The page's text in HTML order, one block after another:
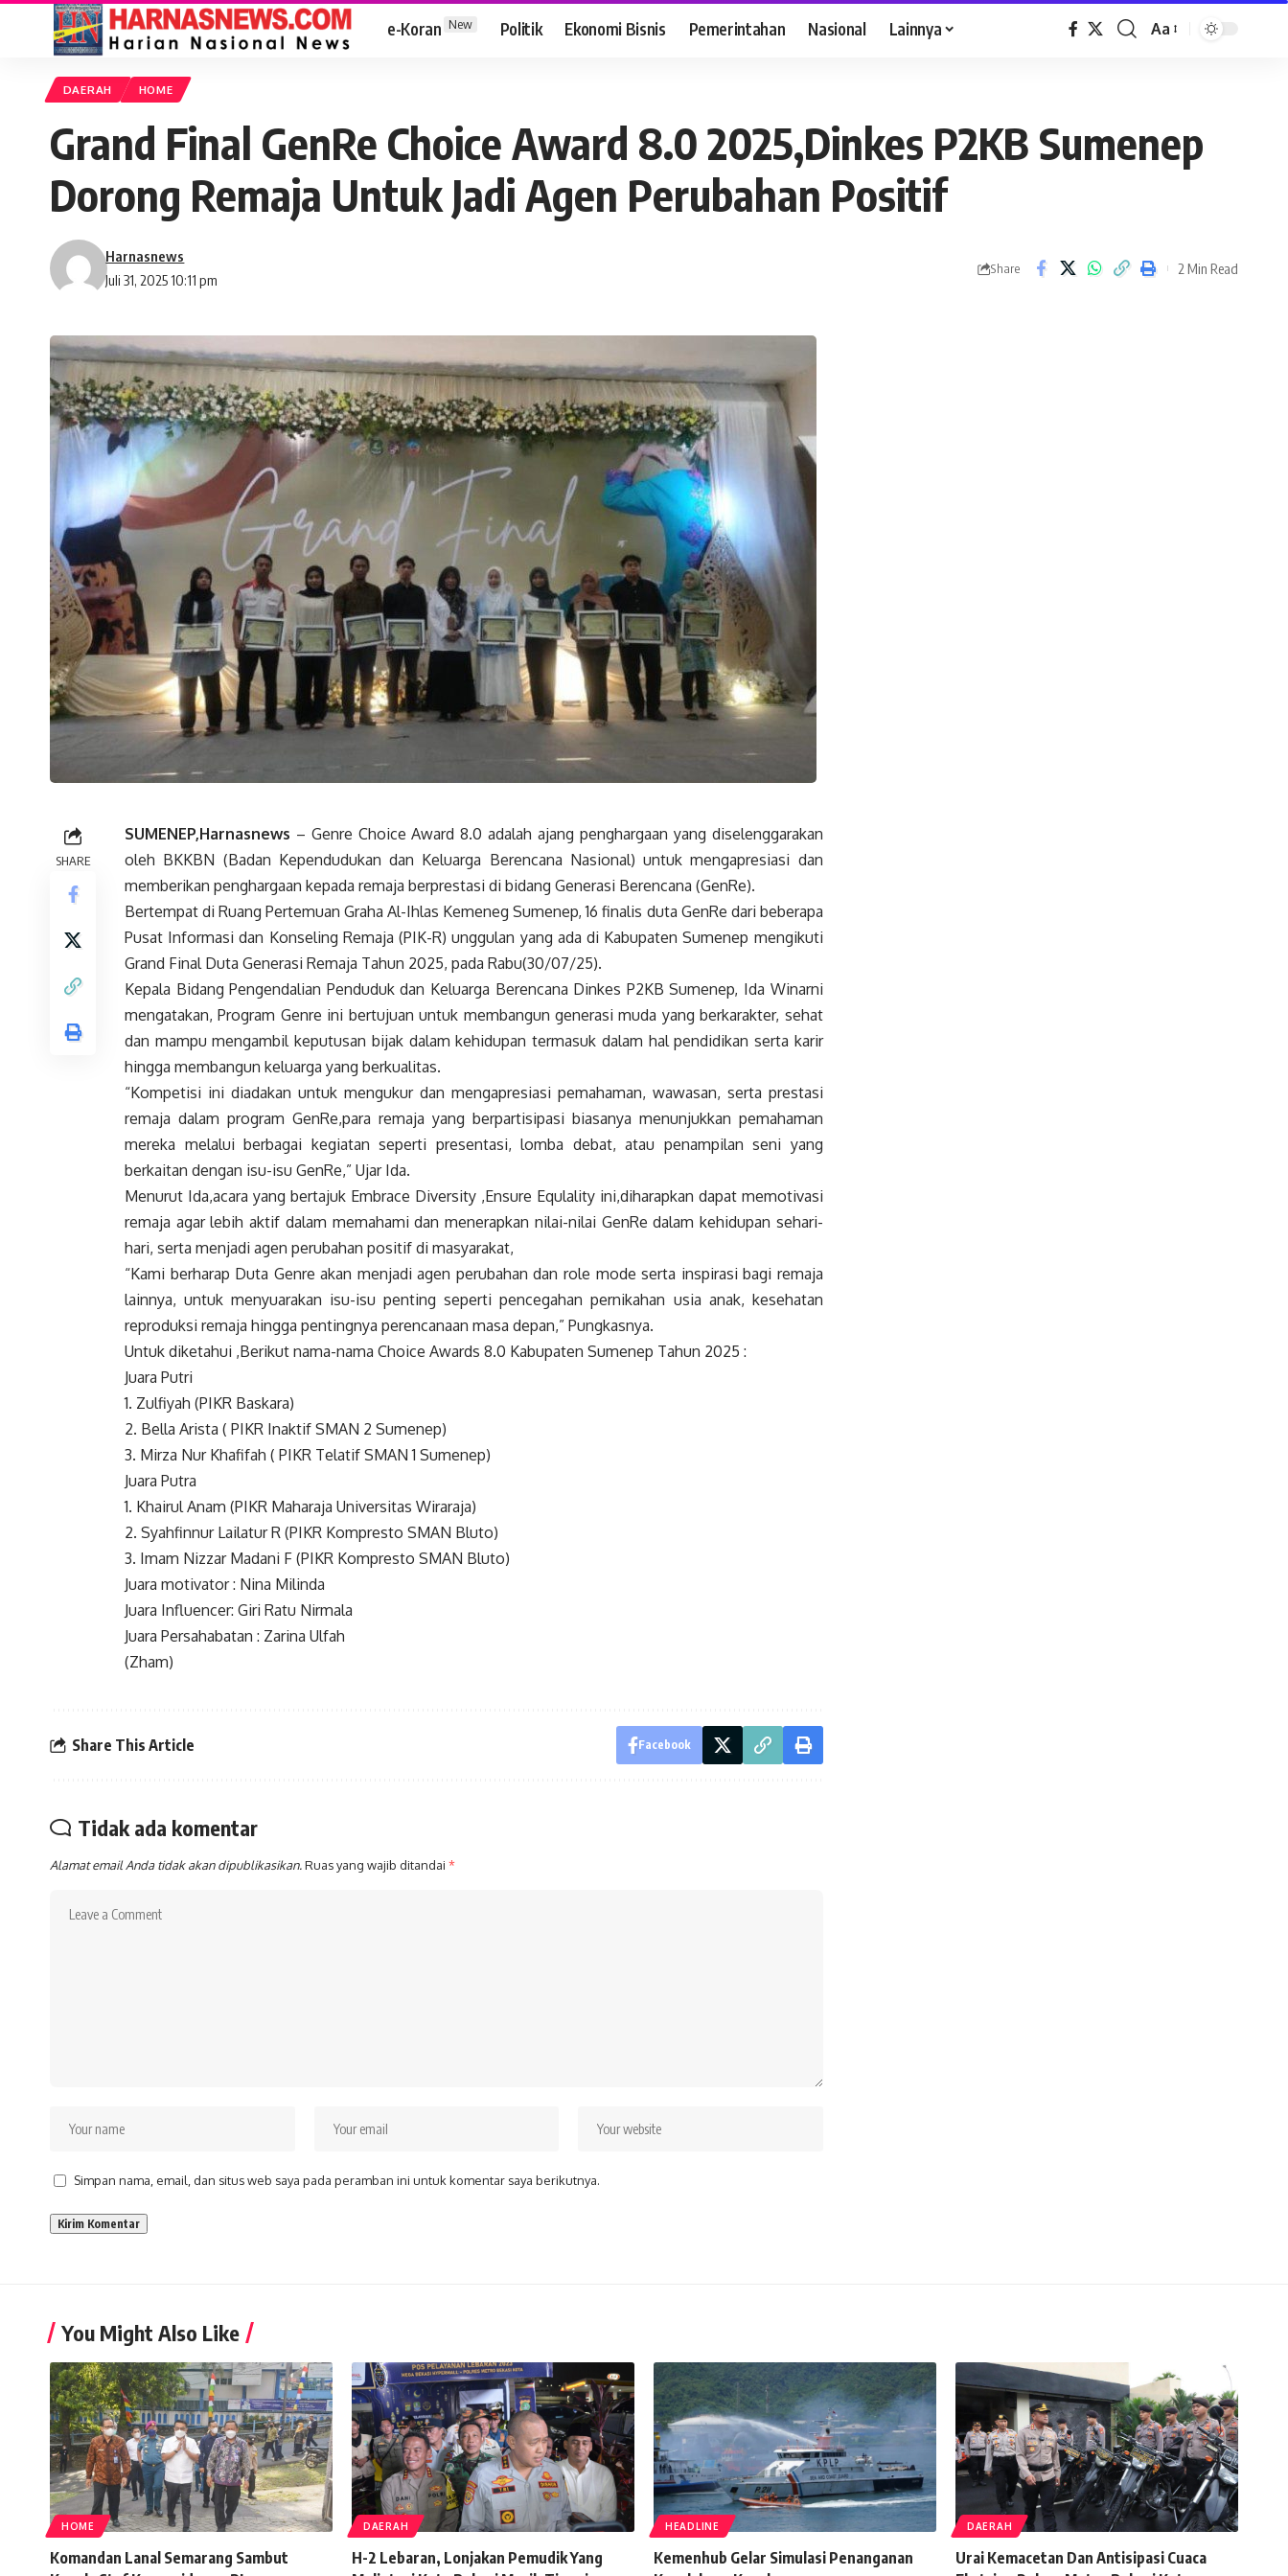
e-Koran New Politik Ekonomi Bisnis Pemerintahan Nasional Lainnya Aa
DAERAH HOME
Grand Final GenRe Choice Award 8.0 2025,Dinkes P2KB Sumenep
Dorong Remaja Untuk Jadi Agen Perubahan Positif
Juli 31, 2025 10:11 pm
Harnasnews
Share 2 Min Read
SHARE
SUMENEP,Harnasnews – Genre Choice Award 8.0 adalah ajang penghargaan yang diselenggarakan
oleh BKKBN (Badan Kependudukan dan Keluarga Berencana Nasional) untuk mengapresiasi dan
memberikan penghargaan kepada remaja berprestasi di bidang Generasi Berencana (GenRe).
Bertempat di Ruang Pertemuan Graha Al-Ihlas Kemeneg Sumenep, 16 finalis duta GenRe dari beberapa
Pusat Informasi dan Konseling Remaja (PIK-R) unggulan yang ada di Kabupaten Sumenep mengikuti
Grand Final Duta Generasi Remaja Tahun 2025, pada Rabu(30/07/25).
Kepala Bidang Pengendalian Penduduk dan Keluarga Berencana Dinkes P2KB Sumenep, Ida Winarni
mengatakan, Program Genre ini bertujuan untuk membangun generasi muda yang berkarakter, sehat
dan mampu mengambil keputusan bijak dalam kehidupan termasuk dalam hal pendidikan serta karir
hingga membangun keluarga yang berkualitas.
“Kompetisi ini diadakan untuk mengukur dan mengapresiasi pemahaman, wawasan, serta prestasi
remaja dalam program GenRe,para remaja yang berpartisipasi biasanya menunjukkan pemahaman
mereka melalui berbagai kegiatan seperti presentasi, lomba debat, atau penampilan seni yang
berkaitan dengan isu-isu GenRe,” Ujar Ida.
Menurut Ida,acara yang bertajuk Embrace Diversity ,Ensure Equlality ini,diharapkan dapat memotivasi
remaja agar lebih aktif dalam memahami dan menerapkan nilai-nilai GenRe dalam kehidupan sehari-
hari, serta menjadi agen perubahan positif di masyarakat,
“Kami berharap Duta Genre akan menjadi agen perubahan dan role mode serta inspirasi bagi remaja
lainnya, untuk menyuarakan isu-isu penting seperti pencegahan pernikahan usia anak, kesehatan
reproduksi remaja hingga pentingnya perencanaan masa depan,” Pungkasnya.
Untuk diketahui ,Berikut nama-nama Choice Awards 8.0 Kabupaten Sumenep Tahun 2025 :
Juara Putri
1. Zulfiyah (PIKR Baskara)
2. Bella Arista ( PIKR Inaktif SMAN 2 Sumenep)
3. Mirza Nur Khafifah ( PIKR Telatif SMAN 1 Sumenep)
Juara Putra
1. Khairul Anam (PIKR Maharaja Universitas Wiraraja)
2. Syahfinnur Lailatur R (PIKR Kompresto SMAN Bluto)
3. Imam Nizzar Madani F (PIKR Kompresto SMAN Bluto)
Juara motivator : Nina Milinda
Juara Influencer: Giri Ratu Nirmala
Juara Persahabatan : Zarina Ulfah
(Zham)
Share This Article Facebook
Tidak ada komentar
Alamat email Anda tidak akan dipublikasikan.Ruas yang wajib ditandai *
Simpan nama, email, dan situs web saya pada peramban ini untuk komentar saya berikutnya.
You Might Also Like
HOME
Komandan Lanal Semarang Sambut
DAERAH
H-2 Lebaran, Lonjakan Pemudik Yang
HEADLINE
Kemenhub Gelar Simulasi Penanganan
DAERAH
Urai Kemacetan Dan Antisipasi Cuaca